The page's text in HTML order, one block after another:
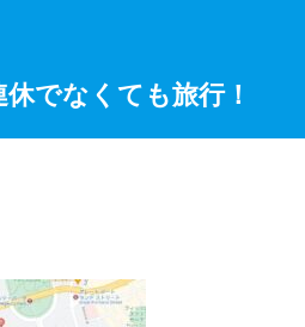
でなくても旅行！